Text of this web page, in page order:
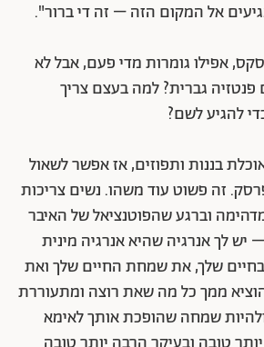
אל המקום הזה – זה די ברור".
אפילו גומרות מדי פעם, אבל לא
פנטזיה גברית? למה בעצם צריך
להגיע לשם?
בננות ותפוזים, אז אפשר לשאול
זה פשוט עוד משהו. נשים צריכות
וברגע שהפוטנציאל של האיבר
יש לך אנרגיה שהיא אנרגיה מינית
שלך, את שמחת החיים שלך ואת
ממך כל מה שאת רוצה ומתעוררת
שמחה שהופכת אותך לאימא